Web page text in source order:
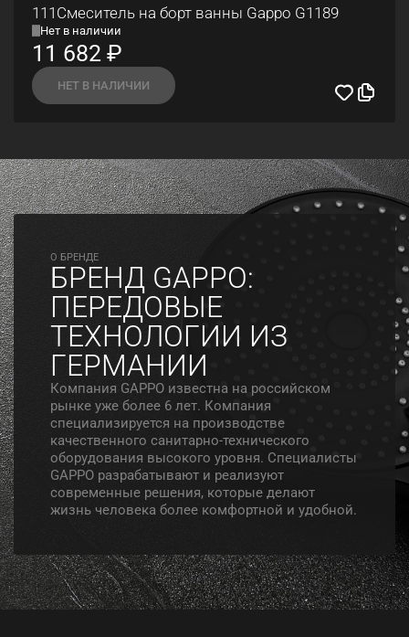
111Смеситель на борт ванны Gappo G1189
Нет в наличии
11 682₽
НЕТ В НАЛИЧИИ
O БРЕНДЕ
БРЕНД GAPPO:
ПЕРЕДОВЫЕ
ТЕХНОЛОГИИ ИЗ
ГЕРМАНИИ
Компания GAPPO известна на российском
рынке уже более 6 лет. Компания
специализируется на производстве
качественного санитарно-технического
оборудования высокого уровня. Специалисты
GAPPO разрабатывают и реализуют
современные решения, которые делают
жизнь человека более комфортной и удобной.